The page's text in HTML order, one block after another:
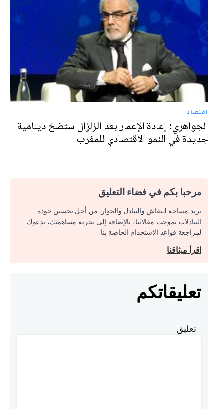
اقتصاد
الجواهري: إعادة الإعمار بعد الزلزال ستضخ دينامية
جديدة في النمو الاقتصادي للمغرب
مرحبا بكم في فضاء التعليق
نريد مساحة للنقاش والتبادل والحوار. من أجل تحسين جودة
التبادلات بموجب مقالاتنا، بالإضافة إلى تجربة مساهمتك، ندعوك
لمراجعة قواعد الاستخدام الخاصة بنا.
اقرأ ميثاقنا
تعليقاتكم
تعليق